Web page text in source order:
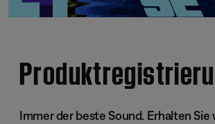
Immer der beste Sound. Erhalten Sie